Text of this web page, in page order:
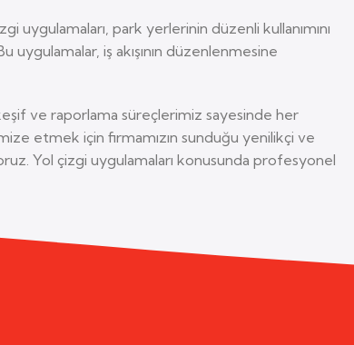
park yerlerinin düzenli kullanımını
uygulamalar, iş akışının düzenlenmesine
ve raporlama süreçlerimiz sayesinde her
etmek için firmamızın sunduğu yenilikçi ve
Yol çizgi uygulamaları konusunda profesyonel